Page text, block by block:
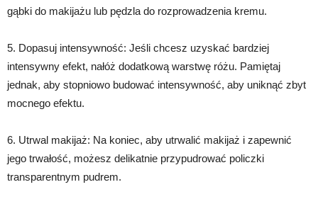
gąbki do makijażu lub pędzla do rozprowadzenia kremu.
5. Dopasuj intensywność: Jeśli chcesz uzyskać bardziej
intensywny efekt, nałóż dodatkową warstwę różu. Pamiętaj
jednak, aby stopniowo budować intensywność, aby uniknąć zbyt
mocnego efektu.
6. Utrwal makijaż: Na koniec, aby utrwalić makijaż i zapewnić
jego trwałość, możesz delikatnie przypudrować policzki
transparentnym pudrem.